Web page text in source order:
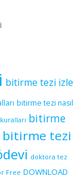
bitirme tezi izle
bitirme tezi nasıl
bitirme
bitirme tezi
doktora tez
Free DOWNLOAD